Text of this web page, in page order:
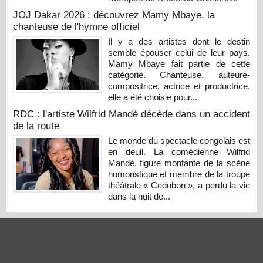
JOJ Dakar 2026 : découvrez Mamy Mbaye, la
chanteuse de l'hymne officiel
Il y a des artistes dont le destin
semble épouser celui de leur pays.
Mamy Mbaye fait partie de cette
catégorie. Chanteuse, auteure-
compositrice, actrice et productrice,
elle a été choisie pour...
RDC : l'artiste Wilfrid Mandé décède dans un accident
de la route
Le monde du spectacle congolais est
en deuil. La comédienne Wilfrid
Mandé, figure montante de la scène
humoristique et membre de la troupe
théâtrale « Cedubon », a perdu la vie
dans la nuit de...